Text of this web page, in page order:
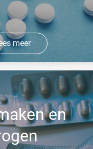
meer
aan de
(Ph. Eur.,
specificaties
en